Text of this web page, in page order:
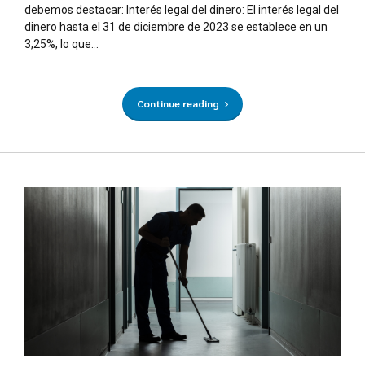
debemos destacar: Interés legal del dinero: El interés legal del
dinero hasta el 31 de diciembre de 2023 se establece en un
3,25%, lo que...
Continue reading